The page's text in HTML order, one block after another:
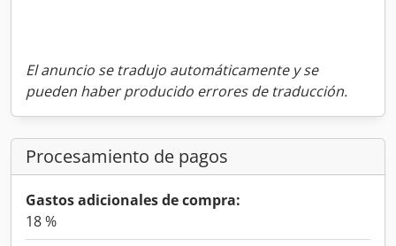
El anuncio se tradujo automáticamente y se
pueden haber producido errores de traducción.
Procesamiento de pagos
Gastos adicionales de compra:
18 %